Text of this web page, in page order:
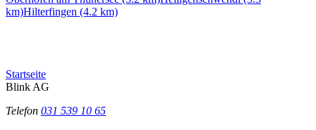
km)Hilterfingen (4.2 km)
Startseite
Blink AG
Telefon 031 539 10 65